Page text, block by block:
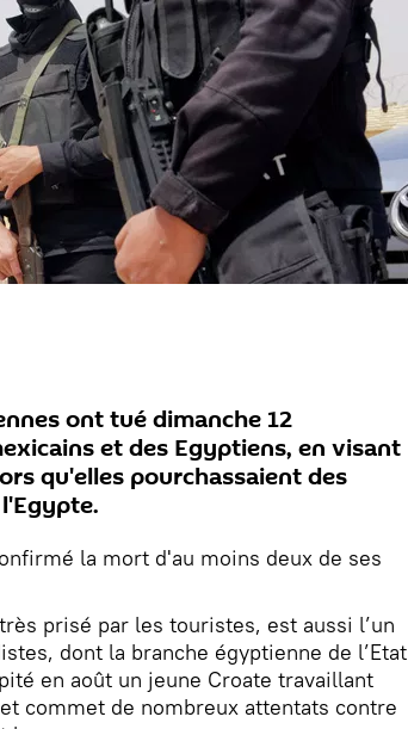
ont tué dimanche 12
et des Egyptiens, en visant
qu'elles pourchassaient des
la mort d'au moins deux de ses
prisé par les touristes, est aussi l’un
dont la branche égyptienne de l’Etat
en août un jeune Croate travaillant
commet de nombreux attentats contre